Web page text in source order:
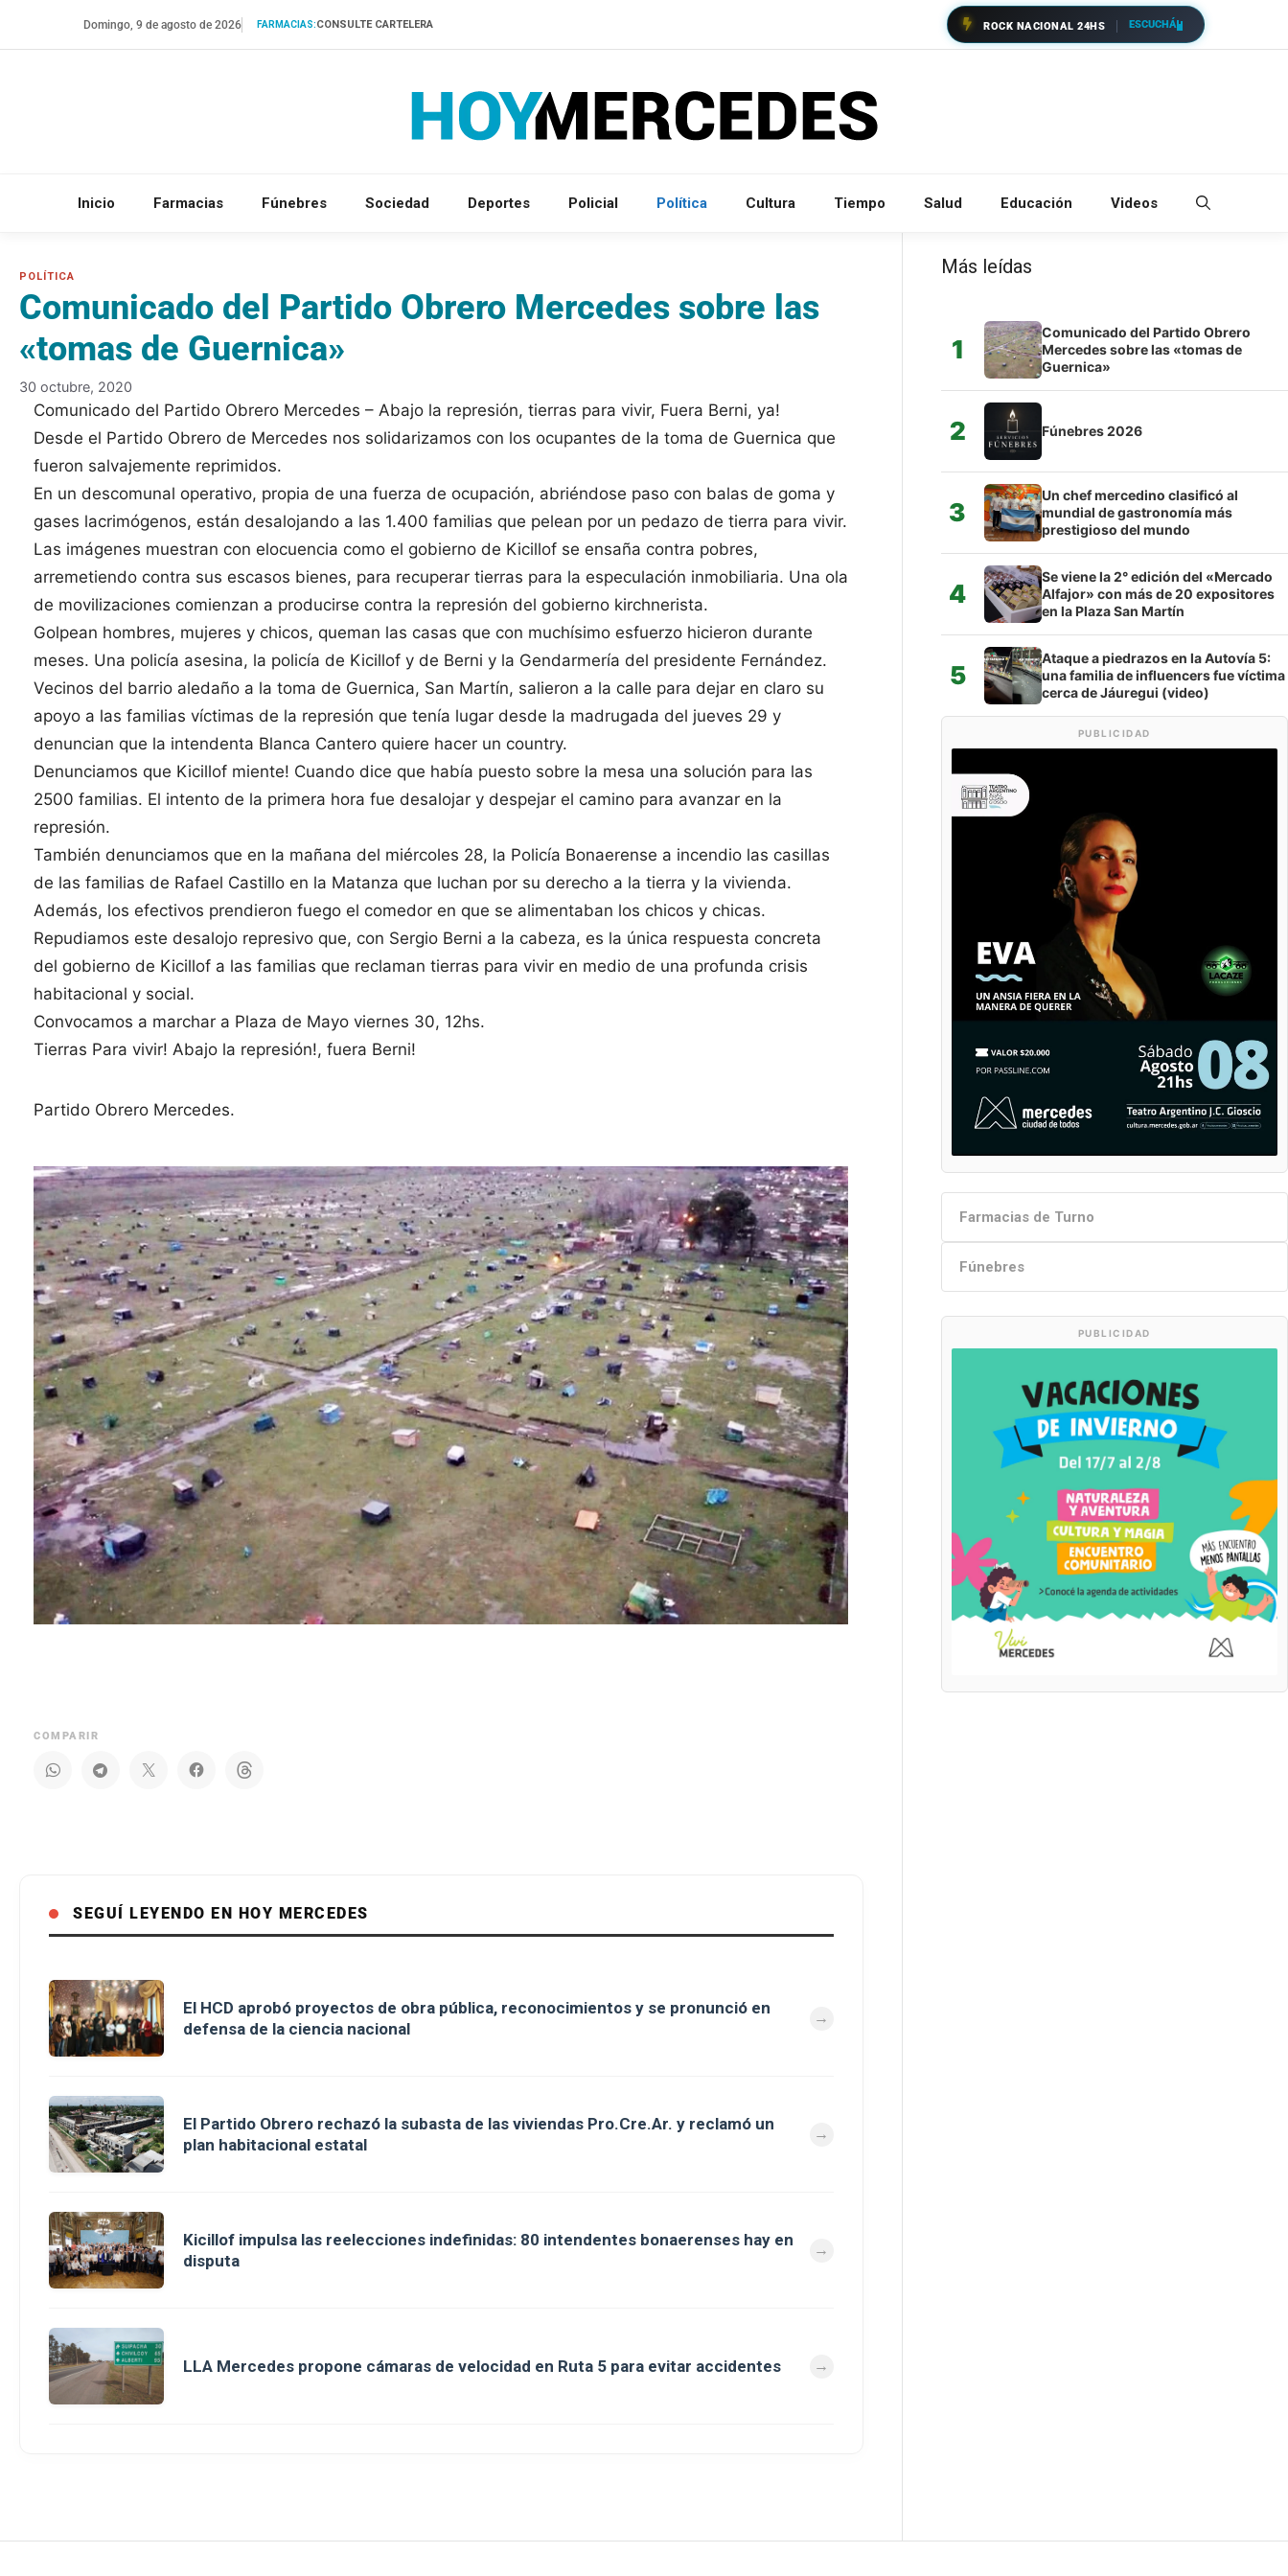
Domingo, 9 de agosto de 2026 FARMACIAS:CONSULTE CARTELERA ROCK NACIONAL 24HS ESCUCHÁ
Inicio Farmacias Fúnebres Sociedad Deportes Policial Política Cultura Tiempo Salud Educación Videos
Comunicado del Partido Obrero Mercedes sobre las
«tomas de Guernica»
30 octubre, 2020
Comunicado del Partido Obrero Mercedes – Abajo la represión, tierras para vivir, Fuera Berni, ya!
Desde el Partido Obrero de Mercedes nos solidarizamos con los ocupantes de la toma de Guernica que
fueron salvajemente reprimidos.
En un descomunal operativo, propia de una fuerza de ocupación, abriéndose paso con balas de goma y
gases lacrimógenos, están desalojando a las 1.400 familias que pelean por un pedazo de tierra para vivir.
Las imágenes muestran con elocuencia como el gobierno de Kicillof se ensaña contra pobres,
arremetiendo contra sus escasos bienes, para recuperar tierras para la especulación inmobiliaria. Una ola
de movilizaciones comienzan a producirse contra la represión del gobierno kirchnerista.
Golpean hombres, mujeres y chicos, queman las casas que con muchísimo esfuerzo hicieron durante
meses. Una policía asesina, la policía de Kicillof y de Berni y la Gendarmería del presidente Fernández.
Vecinos del barrio aledaño a la toma de Guernica, San Martín, salieron a la calle para dejar en claro su
apoyo a las familias víctimas de la represión que tenía lugar desde la madrugada del jueves 29 y
denuncian que la intendenta Blanca Cantero quiere hacer un country.
Denunciamos que Kicillof miente! Cuando dice que había puesto sobre la mesa una solución para las
2500 familias. El intento de la primera hora fue desalojar y despejar el camino para avanzar en la
represión.
También denunciamos que en la mañana del miércoles 28, la Policía Bonaerense a incendio las casillas
de las familias de Rafael Castillo en la Matanza que luchan por su derecho a la tierra y la vivienda.
Además, los efectivos prendieron fuego el comedor en que se alimentaban los chicos y chicas.
Repudiamos este desalojo represivo que, con Sergio Berni a la cabeza, es la única respuesta concreta
del gobierno de Kicillof a las familias que reclaman tierras para vivir en medio de una profunda crisis
habitacional y social.
Convocamos a marchar a Plaza de Mayo viernes 30, 12hs.
Tierras Para vivir! Abajo la represión!, fuera Berni!
Partido Obrero Mercedes.
COMPARIR
SEGUÍ LEYENDO EN HOY MERCEDES
El HCD aprobó proyectos de obra pública, reconocimientos y se pronunció en
defensa de la ciencia nacional
El Partido Obrero rechazó la subasta de las viviendas Pro.Cre.Ar. y reclamó un
plan habitacional estatal
Kicillof impulsa las reelecciones indefinidas: 80 intendentes bonaerenses hay en
disputa
LLA Mercedes propone cámaras de velocidad en Ruta 5 para evitar accidentes
Más leídas
1
Comunicado del Partido Obrero
Mercedes sobre las «tomas de
Guernica»
2 Fúnebres 2026
3
Un chef mercedino clasificó al
mundial de gastronomía más
prestigioso del mundo
4
Se viene la 2° edición del «Mercado
Alfajor» con más de 20 expositores
en la Plaza San Martín
5
Ataque a piedrazos en la Autovía 5:
una familia de influencers fue víctima
cerca de Jáuregui (video)
PUBLICIDAD
Farmacias de Turno
Fúnebres
PUBLICIDAD